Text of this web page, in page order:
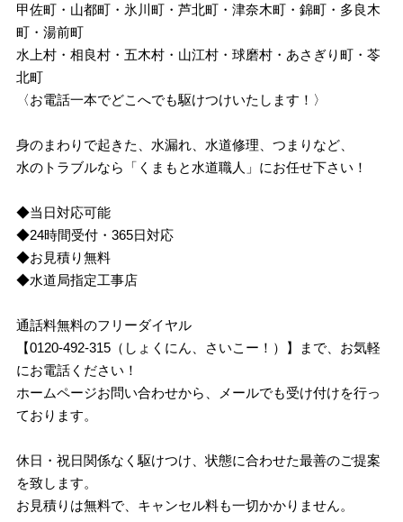
甲佐町・山都町・氷川町・芦北町・津奈木町・錦町・多良木
町・湯前町
水上村・相良村・五木村・山江村・球磨村・あさぎり町・苓
北町
〈お電話一本でどこへでも駆けつけいたします！〉
身のまわりで起きた、水漏れ、水道修理、つまりなど、
水のトラブルなら「くまもと水道職人」にお任せ下さい！
◆当日対応可能
◆24時間受付・365日対応
◆お見積り無料
◆水道局指定工事店
通話料無料のフリーダイヤル
【0120-492-315（しょくにん、さいこー！）】まで、お気軽
にお電話ください！
ホームページお問い合わせから、メールでも受け付けを行っ
ております。
休日・祝日関係なく駆けつけ、状態に合わせた最善のご提案
を致します。
お見積りは無料で、キャンセル料も一切かかりません。